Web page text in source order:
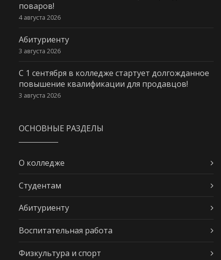
поваров!
4 августа 2026
Абитуриенту
3 августа 2026
С 1 сентября в колледже стартует долгожданное
повышение квалификации для продавцов!
3 августа 2026
ОСНОВНЫЕ РАЗДЕЛЫ
О колледже
Студентам
Абитуриенту
Воспитательная работа
Физкультура и спорт